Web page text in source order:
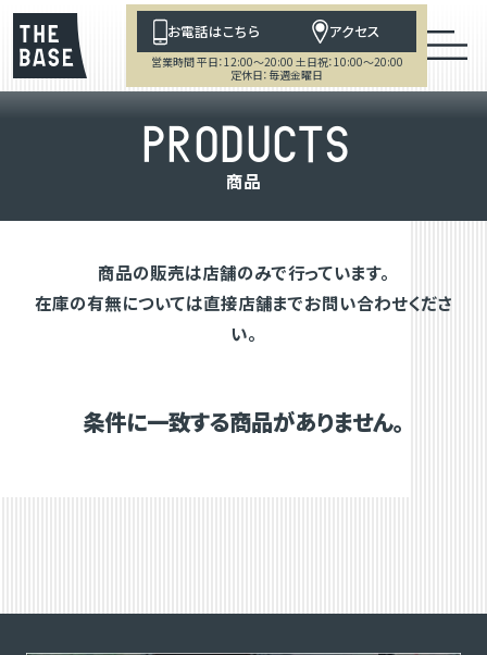
お電話はこちら アクセス
営業時間 平日：12:00～20:00 土日祝：10:00～20:00
定休日：毎週金曜日
PRODUCTS
商品
商品の販売は店舗のみで行っています。
在庫の有無については直接店舗までお問い合わせくださ
い。
条件に一致する商品がありません。